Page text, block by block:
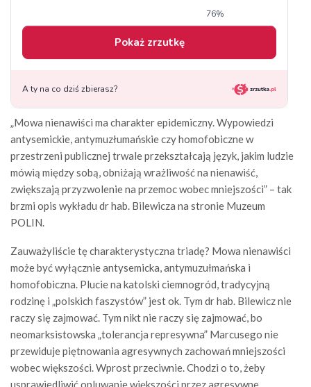
„Mowa nienawiści ma charakter epidemiczny. Wypowiedzi
antysemickie, antymuzłumańskie czy homofobiczne w
przestrzeni publicznej trwale przekształcają język, jakim ludzie
mówią między sobą, obniżają wrażliwość na nienawiść,
zwiększają przyzwolenie na przemoc wobec mniejszości” – tak
brzmi opis wykładu dr hab. Bilewicza na stronie Muzeum
POLIN.
Zauważyliście tę charakterystyczna triadę? Mowa nienawiści
może być wyłącznie antysemicka, antymuzułmańska i
homofobiczna. Plucie na katolski ciemnogród, tradycyjną
rodzinę i „polskich faszystów” jest ok. Tym dr hab. Bilewicz nie
raczy się zajmować. Tym nikt nie raczy się zajmować, bo
neomarksistowska „tolerancja represywna” Marcusego nie
przewiduje piętnowania agresywnych zachowań mniejszości
wobec większości. Wprost przeciwnie. Chodzi o to, żeby
usprawiedliwić opluwanie większości przez agresywne